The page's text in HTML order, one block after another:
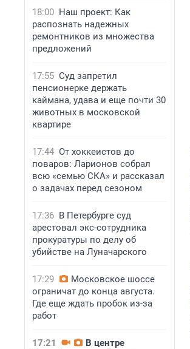
18:00 Наш проект: Как
распознать надежных
ремонтников из множества
предложений
17:55 Суд запретил
пенсионерке держать
каймана, удава и еще почти 30
животных в московской
квартире
17:44 От хоккеистов до
поваров: Ларионов собрал
всю «семью СКА» и рассказал
о задачах перед сезоном
17:36 В Петербурге суд
арестовал экс-сотрудника
прокуратуры по делу об
убийстве на Луначарского
17:29
Московское шоссе
ограничат до конца августа.
Где еще ждать пробок из-за
работ
17:21
В центре